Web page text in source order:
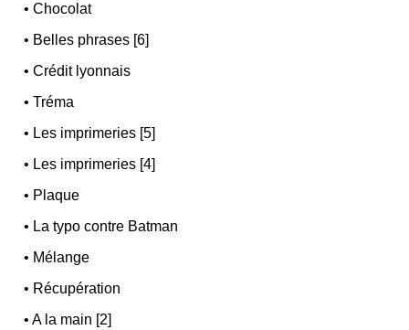
•Chocolat
• Belles phrases [6]
•Crédit lyonnais
•Tréma
• Les imprimeries [5]
• Les imprimeries [4]
• Plaque
• La typo contre Batman
• Mélange
• Récupération
•A la main [2]